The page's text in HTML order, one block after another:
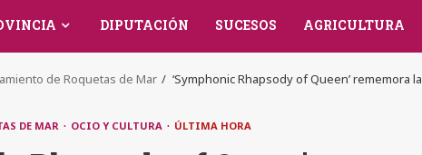
DIPUTACIÓN SUCESOS AGRICULTURA
de Roquetas de Mar ‘Symphonic Rhapsody of Queen’ rememora
DE MAR OCIO Y CULTURA ÚLTIMA HORA